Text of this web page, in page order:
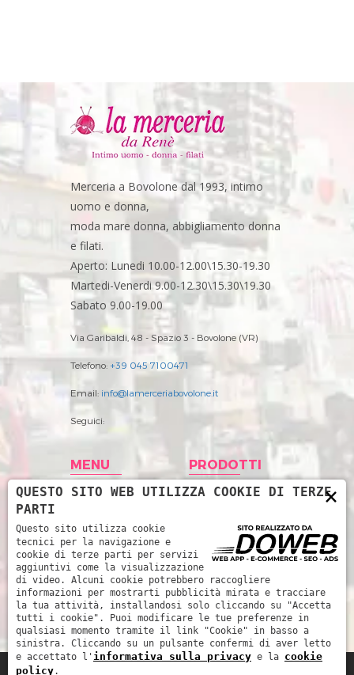
Merceria a Bovolone dal 1993, intimo
uomo e donna,
moda mare donna, abbigliamento donna
e filati.
Aperto: Lunedi 10.00-12.00\15.30-19.30
Martedi-Venerdi 9.00-12.30\15.30\19.30
Sabato 9.00-19.00
Via Garibaldi, 48 - Spazio 3 - Bovolone (VR)
Telefono: +39 045 7100471
Email: info@lamerceriabovolone.it
Seguici:
MENU
Home
Storia
Prodotti
News
Contatti
PRODOTTI
Abbigliamento
Filati
Intimo Donna
Intimo uomo
Mare
×
QUESTO SITO WEB UTILIZZA COOKIE DI TERZE
PARTI
Questo sito utilizza cookie
tecnici per la navigazione e
cookie di terze parti per servizi
aggiuntivi come la visualizzazione
di video. Alcuni cookie potrebbero raccogliere
informazioni per mostrarti pubblicità mirata e tracciare
la tua attività, installandosi solo cliccando su "Accetta
tutti i cookie". Puoi modificare le tue preferenze in
qualsiasi momento tramite il link "Cookie" in basso a
sinistra. Cliccando su un pulsante confermi di aver letto
e accettato l' informativa sulla privacy e la cookie
policy.